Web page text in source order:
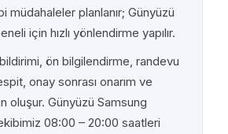
müdahaleler planlanır; Günyüzü
için hızlı yönlendirme yapılır.
ön bilgilendirme, randevu
onay sonrası onarım ve
oluşur. Günyüzü Samsung
08:00 – 20:00 saatleri